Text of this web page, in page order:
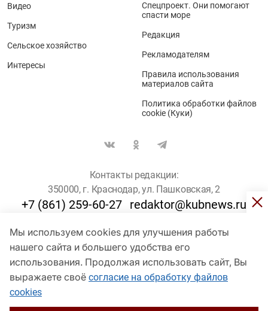
Мы используем cookies для улучшения работы
нашего сайта и большего удобства его
использования. Продолжая использовать сайт, Вы
выражаете своё согласие на обработку файлов
cookies
Видео
Туризм
Сельское хозяйство
Интересы
Спецпроект. Они помогают
спасти море
Редакция
Рекламодателям
Правила использования
материалов сайта
Политика обработки файлов
cookie (Куки)
Контакты редакции:
350000, г. Краснодар, ул. Пашковская, 2
+7 (861) 259-60-27 redaktor@kubnews.ru
Для пользователей старше 16 лет
© Кубанские Новости, 2017
Сетевое издание «kubnews» зарегистрировано Федеральной
службой по надзору в сфере связи, информационных технологий
и массовых коммуникаций (Роскомнадзор). Регистрационный